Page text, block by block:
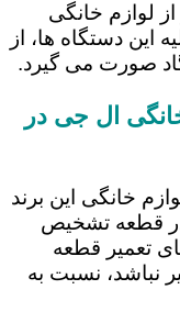
لوازم خانگی
این دستگاه ها، از
صورت می گیرد.
ال جی در
خانگی این برند
قطعه تشخیص
تعمیر قطعه
نباشد، نسبت به